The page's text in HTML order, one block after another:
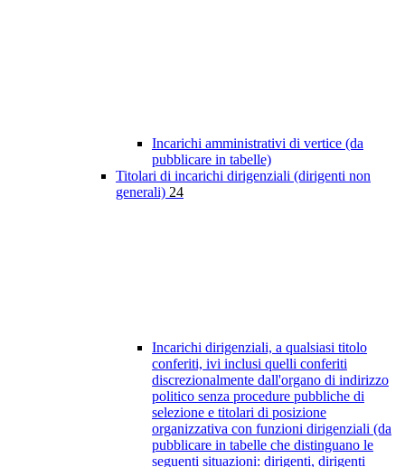
Incarichi amministrativi di vertice (da
pubblicare in tabelle)
Titolari di incarichi dirigenziali (dirigenti non
generali) 24
Incarichi dirigenziali, a qualsiasi titolo
conferiti, ivi inclusi quelli conferiti
discrezionalmente dall'organo di indirizzo
politico senza procedure pubbliche di
selezione e titolari di posizione
organizzativa con funzioni dirigenziali (da
pubblicare in tabelle che distinguano le
seguenti situazioni: dirigenti, dirigenti